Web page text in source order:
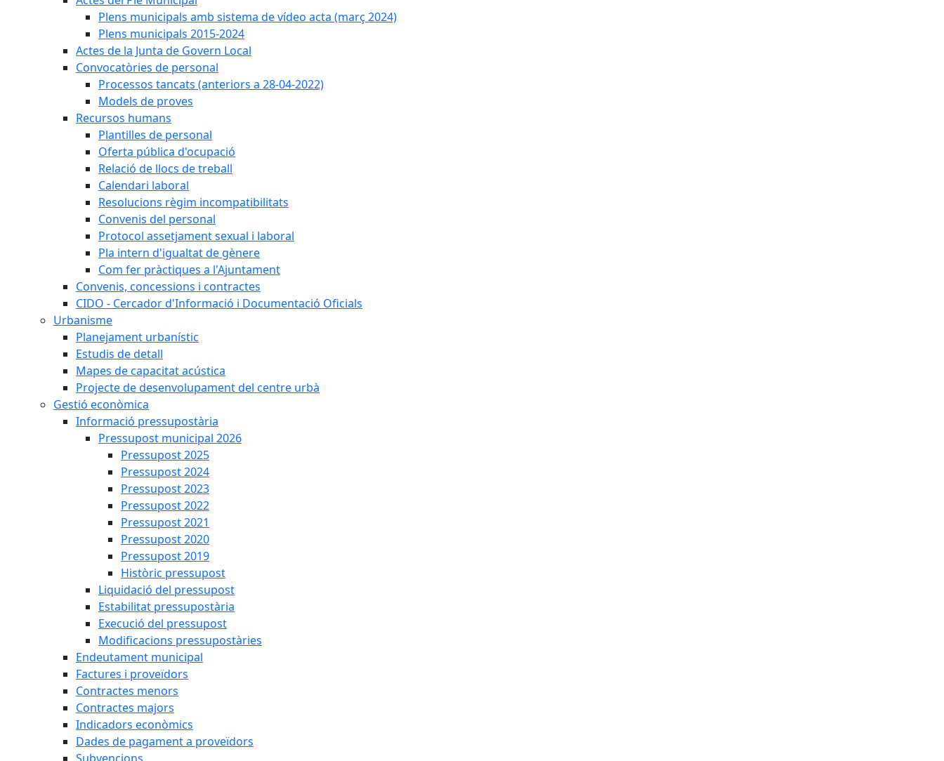
Plens municipals amb sistema de vídeo acta (març 2024)
Plens municipals 2015-2024
Actes de la Junta de Govern Local
Convocatòries de personal
Processos tancats (anteriors a 28-04-2022)
Models de proves
Recursos humans
Plantilles de personal
Oferta pública d'ocupació
Relació de llocs de treball
Calendari laboral
Resolucions règim incompatibilitats
Convenis del personal
Protocol assetjament sexual i laboral
Pla intern d'igualtat de gènere
Com fer pràctiques a l'Ajuntament
Convenis, concessions i contractes
CIDO - Cercador d'Informació i Documentació Oficials
Urbanisme
Planejament urbanístic
Estudis de detall
Mapes de capacitat acústica
Projecte de desenvolupament del centre urbà
Gestió econòmica
Informació pressupostària
Pressupost municipal 2026
Pressupost 2025
Pressupost 2024
Pressupost 2023
Pressupost 2022
Pressupost 2021
Pressupost 2020
Pressupost 2019
Històric pressupost
Liquidació del pressupost
Estabilitat pressupostària
Execució del pressupost
Modificacions pressupostàries
Endeutament municipal
Factures i proveïdors
Contractes menors
Contractes majors
Indicadors econòmics
Dades de pagament a proveïdors